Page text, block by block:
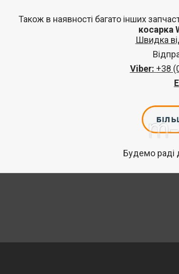
Також в наявності багато інших
косарка
Швидка
Viber: +38
Будемо раді